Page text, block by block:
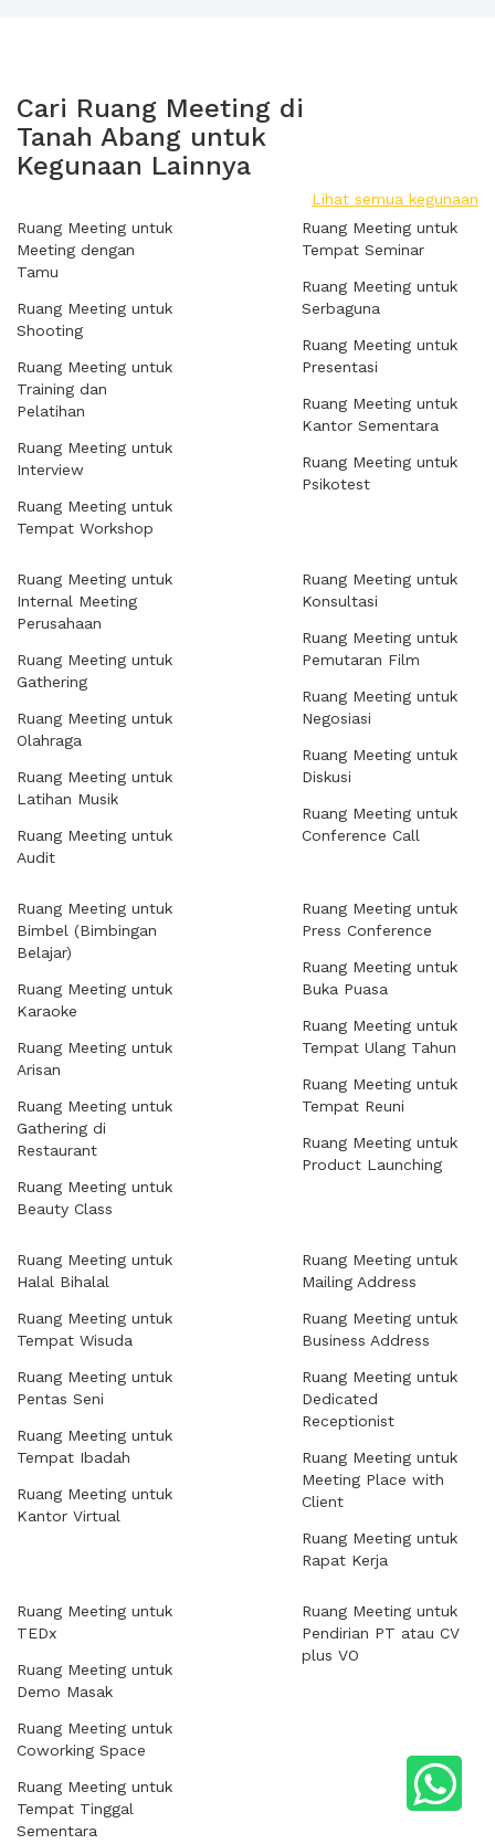
Cari Ruang Meeting di
Tanah Abang untuk
Kegunaan Lainnya
Lihat semua kegunaan
Ruang Meeting untuk
Meeting dengan
Tamu
Ruang Meeting untuk
Shooting
Ruang Meeting untuk
Training dan
Pelatihan
Ruang Meeting untuk
Interview
Ruang Meeting untuk
Tempat Workshop
Ruang Meeting untuk
Tempat Seminar
Ruang Meeting untuk
Serbaguna
Ruang Meeting untuk
Presentasi
Ruang Meeting untuk
Kantor Sementara
Ruang Meeting untuk
Psikotest
Ruang Meeting untuk
Internal Meeting
Perusahaan
Ruang Meeting untuk
Gathering
Ruang Meeting untuk
Olahraga
Ruang Meeting untuk
Latihan Musik
Ruang Meeting untuk
Audit
Ruang Meeting untuk
Konsultasi
Ruang Meeting untuk
Pemutaran Film
Ruang Meeting untuk
Negosiasi
Ruang Meeting untuk
Diskusi
Ruang Meeting untuk
Conference Call
Ruang Meeting untuk
Bimbel (Bimbingan
Belajar)
Ruang Meeting untuk
Karaoke
Ruang Meeting untuk
Arisan
Ruang Meeting untuk
Gathering di
Restaurant
Ruang Meeting untuk
Beauty Class
Ruang Meeting untuk
Press Conference
Ruang Meeting untuk
Buka Puasa
Ruang Meeting untuk
Tempat Ulang Tahun
Ruang Meeting untuk
Tempat Reuni
Ruang Meeting untuk
Product Launching
Ruang Meeting untuk
Halal Bihalal
Ruang Meeting untuk
Tempat Wisuda
Ruang Meeting untuk
Pentas Seni
Ruang Meeting untuk
Tempat Ibadah
Ruang Meeting untuk
Kantor Virtual
Ruang Meeting untuk
Mailing Address
Ruang Meeting untuk
Business Address
Ruang Meeting untuk
Dedicated
Receptionist
Ruang Meeting untuk
Meeting Place with
Client
Ruang Meeting untuk
Rapat Kerja
Ruang Meeting untuk
TEDx
Ruang Meeting untuk
Demo Masak
Ruang Meeting untuk
Coworking Space
Ruang Meeting untuk
Tempat Tinggal
Sementara
Ruang Meeting untuk
Pendirian PT atau CV
plus VO